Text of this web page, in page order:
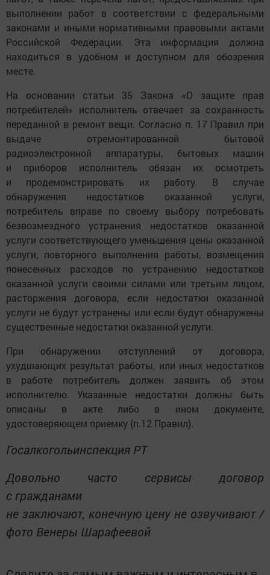
выполнении работ в соответствии с федеральными
законами и иными нормативными правовыми актами
Российской Федерации. Эта информация должна
находиться в удобном и доступном для обозрения
месте.
На основании статьи 35 Закона «О защите прав
потребителей» исполнитель отвечает за сохранность
переданной в ремонт вещи. Согласно п. 17 Правил при
выдаче отремонтированной бытовой
радиоэлектронной аппаратуры, бытовых машин
и приборов исполнитель обязан их осмотреть
и продемонстрировать их работу. В случае
обнаружения недостатков оказанной услуги,
потребитель вправе по своему выбору потребовать
безвозмездного устранения недостатков оказанной
услуги соответствующего уменьшения цены оказанной
услуги, повторного выполнения работы, возмещения
понесенных расходов по устранению недостатков
оказанной услуги своими силами или третьим лицом,
расторжения договора, если недостатки оказанной
услуги не будут устранены или если будут обнаружены
существенные недостатки оказанной услуги.
При обнаружении отступлений от договора,
ухудшающих результат работы, или иных недостатков
в работе потребитель должен заявить об этом
исполнителю. Указанные недостатки должны быть
описаны в акте либо в ином документе,
удостоверяющем приемку (п.12 Правил).
Госалкогольинспекция РТ
Довольно часто сервисы договор
с гражданами
не заключают, конечную цену не озвучивают /
фото Венеры Шарафеевой